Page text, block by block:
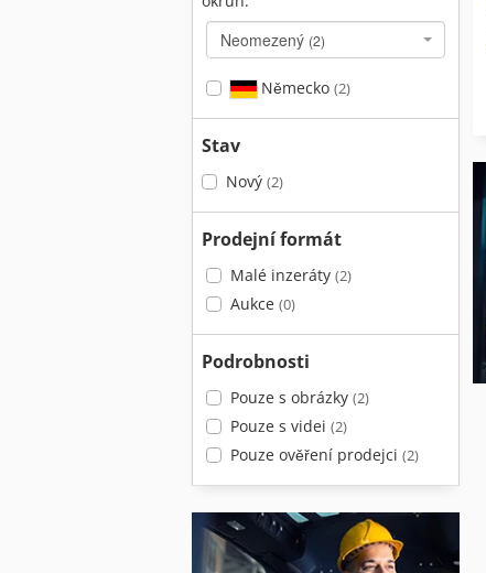
Neomezený (2)
Německo (2)
Stav
Nový (2)
Prodejní formát
Malé inzeráty (2)
Aukce (0)
Podrobnosti
Pouze s obrázky (2)
Pouze s videi (2)
Pouze ověření prodejci (2)